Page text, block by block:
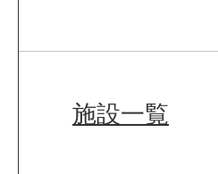
施設一覧